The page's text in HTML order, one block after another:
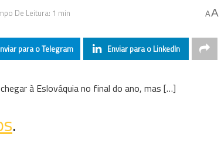
De Leitura: 1 min AA
para o Telegram Enviar para o LinkedIn
à Eslováquia no final do ano, mas […]
.